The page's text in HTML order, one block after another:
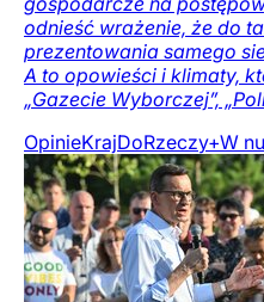
odnieść wrażenie, że do
prezentowania samego
A to opowieści i klimaty,
„Gazecie Wyborczej”,
OpinieKrajDoRzeczy+W